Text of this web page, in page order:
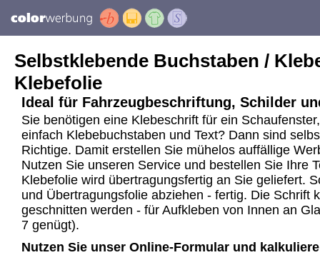
Selbstklebende Buchstaben /
Klebefolie
Ideal für Fahrzeugbeschriftung, Schilder
Sie benötigen eine Klebeschrift für ein
einfach Klebebuchstaben und Text? Dann sind
Richtige. Damit erstellen Sie mühelos auffällige
Nutzen Sie unseren Service und bestellen Sie Ihre
Klebefolie wird übertragungsfertig an Sie geliefert.
und Übertragungsfolie abziehen - fertig. Die Schrift
geschnitten werden - für Aufkleben von Innen an
7 genügt).
Nutzen Sie unser Online-Formular und